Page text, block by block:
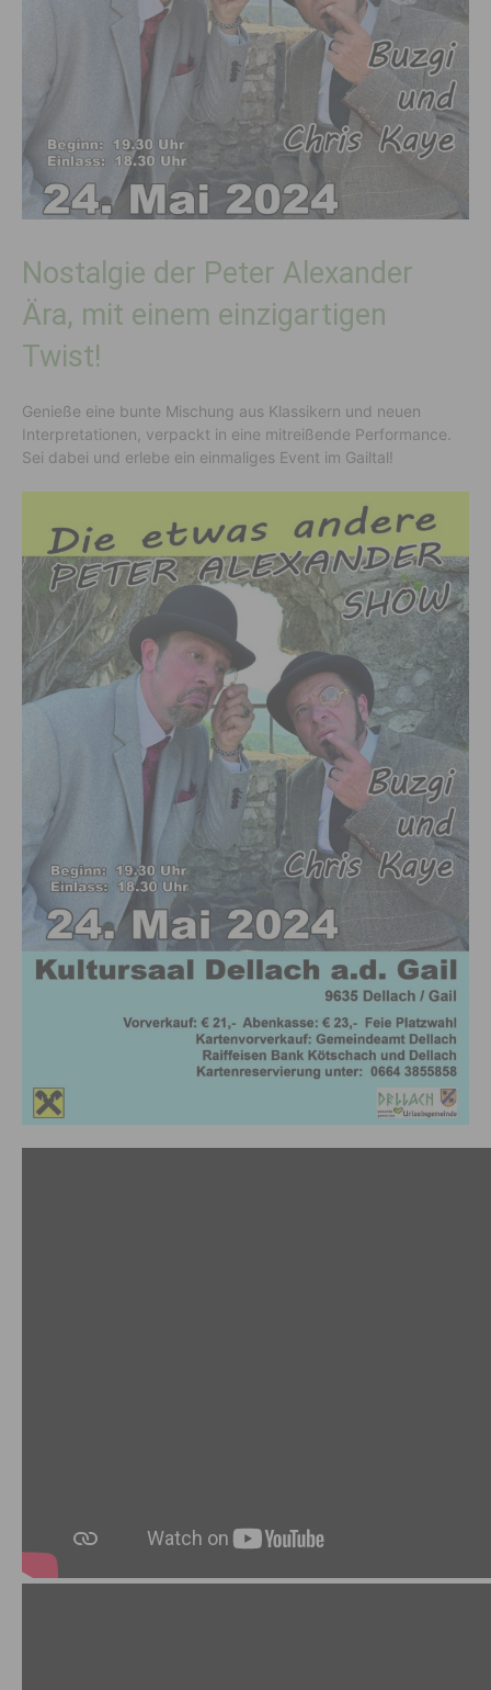
Nostalgie der Peter Alexander
Ära, mit einem einzigartigen
Twist!
Genieße eine bunte Mischung aus Klassikern und neuen
Interpretationen, verpackt in eine mitreißende Performance.
Sei dabei und erlebe ein einmaliges Event im Gailtal!